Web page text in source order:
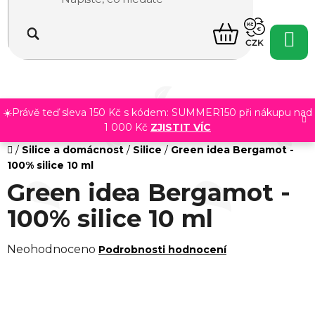
obsah
☀️Právě teď sleva 150 Kč s kódem: SUMMER150 při nákupu nad
1 000 Kč ZJISTIT VÍC
NÁKUPNÍ
KOŠÍK
CZK
Domů
/ Silice a domácnost / Silice / Green idea Bergamot -
100% silice 10 ml
Green idea Bergamot -
100% silice 10 ml
Průměrné
Neohodnoceno Podrobnosti hodnocení